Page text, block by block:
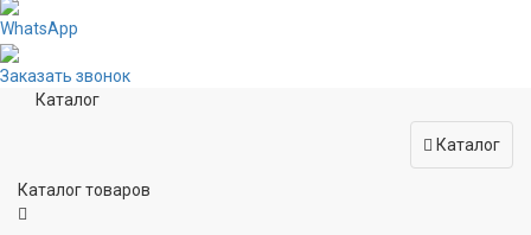
WhatsApp
Заказать звонок
Каталог
Каталог
Каталог товаров